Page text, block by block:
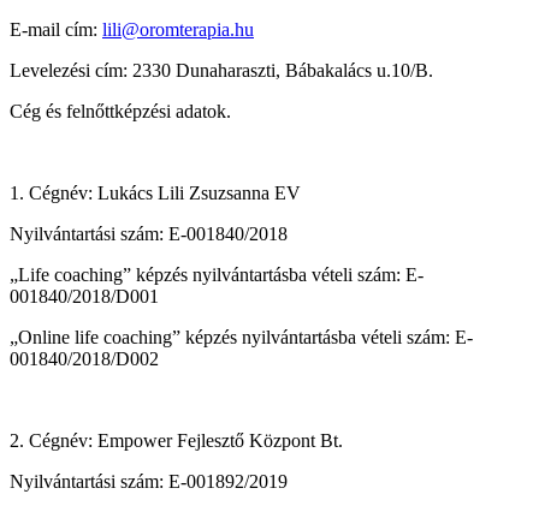
E-mail cím: lili@oromterapia.hu
Levelezési cím: 2330 Dunaharaszti, Bábakalács u.10/B.
Cég és felnőttképzési adatok.
1. Cégnév: Lukács Lili Zsuzsanna EV
Nyilvántartási szám: E-001840/2018
„Life coaching” képzés nyilvántartásba vételi szám: E-
001840/2018/D001
„Online life coaching” képzés nyilvántartásba vételi szám: E-
001840/2018/D002
2. Cégnév: Empower Fejlesztő Központ Bt.
Nyilvántartási szám: E-001892/2019